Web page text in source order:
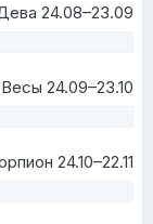
24.08–23.09
Весы 24.09–23.10
24.10–22.11